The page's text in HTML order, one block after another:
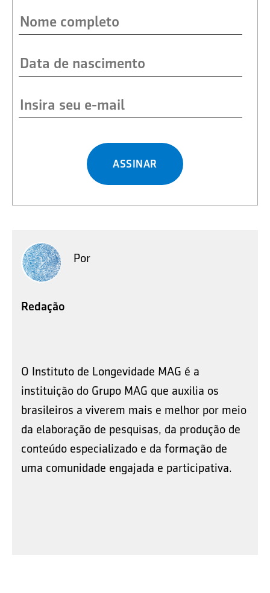
ASSINAR
Por
Redação
O Instituto de Longevidade MAG é a
instituição do Grupo MAG que auxilia os
brasileiros a viverem mais e melhor por meio
da elaboração de pesquisas, da produção de
conteúdo especializado e da formação de
uma comunidade engajada e participativa.